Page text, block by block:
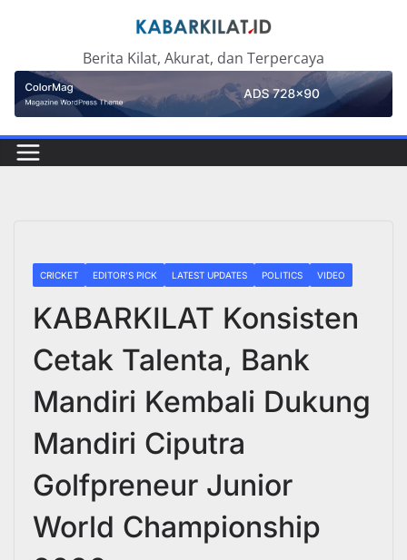
Berita Kilat, Akurat, dan Terpercaya
CRICKET EDITOR'S PICK LATEST UPDATES POLITICS VIDEO
KABARKILAT Konsisten
Cetak Talenta, Bank
Mandiri Kembali Dukung
Mandiri Ciputra
Golfpreneur Junior
World Championship